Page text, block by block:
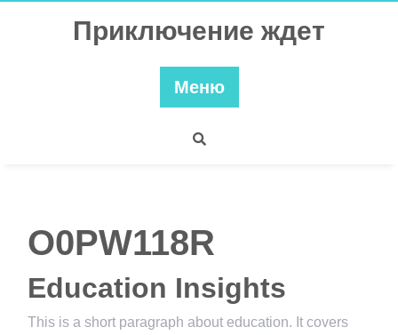
Приключение ждет
Меню
O0PW118R
Education Insights
This is a short paragraph about education. It covers